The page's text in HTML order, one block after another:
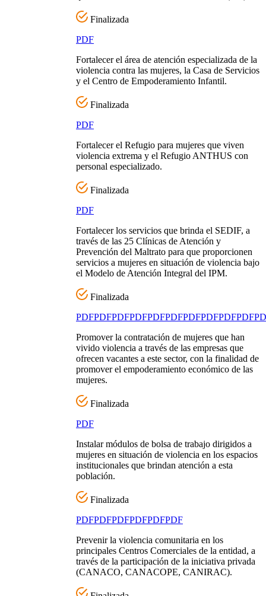
Finalizada
PDF
Fortalecer el área de atención especializada de la
violencia contra las mujeres, la Casa de Servicios
y el Centro de Empoderamiento Infantil.
Finalizada
PDF
Fortalecer el Refugio para mujeres que viven
violencia extrema y el Refugio ANTHUS con
personal especializado.
Finalizada
PDF
Fortalecer los servicios que brinda el SEDIF, a
través de las 25 Clínicas de Atención y
Prevención del Maltrato para que proporcionen
servicios a mujeres en situación de violencia bajo
el Modelo de Atención Integral del IPM.
Finalizada
PDFPDFPDFPDFPDFPDFPDFPDFPDFPDF
Promover la contratación de mujeres que han
vivido violencia a través de las empresas que
ofrecen vacantes a este sector, con la finalidad de
promover el empoderamiento económico de las
mujeres.
Finalizada
PDF
Instalar módulos de bolsa de trabajo dirigidos a
mujeres en situación de violencia en los espacios
institucionales que brindan atención a esta
población.
Finalizada
PDFPDFPDFPDFPDFPDF
Prevenir la violencia comunitaria en los
principales Centros Comerciales de la entidad, a
través de la participación de la iniciativa privada
(CANACO, CANACOPE, CANIRAC).